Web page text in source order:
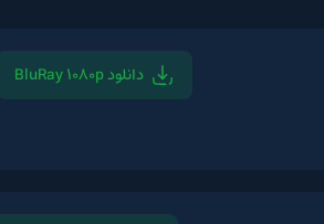
دانلود BluRay 720p